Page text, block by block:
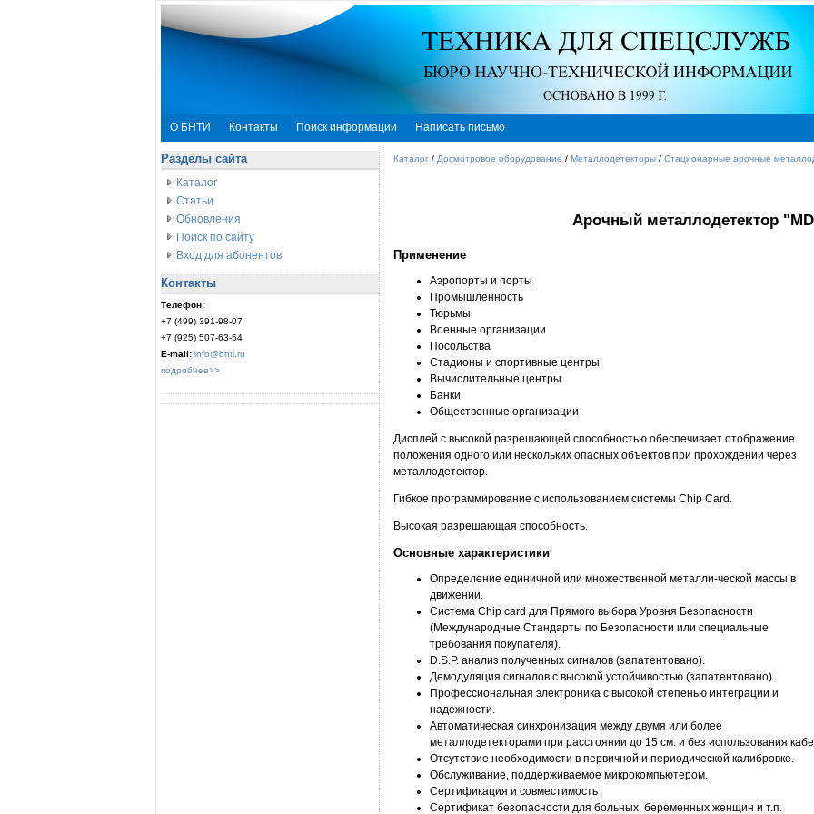
О БНТИ Контакты Поиск информации Написать письмо
Разделы сайта
Каталог
Статьи
Обновления
Поиск по сайту
Вход для абонентов
Контакты
Телефон:
+7 (499) 391-98-07
+7 (925) 507-63-54
E-mail: info@bnti.ru
подробнее>>
Каталог / Досмотровое оборудование / Металлодетекторы / Стационарные арочные
Арочный металлодетектор
Применение
Аэропорты и порты
Промышленность
Тюрьмы
Военные организации
Посольства
Стадионы и спортивные центры
Вычислительные центры
Банки
Общественные организации
Дисплей с высокой разрешающей способностью обеспечивает отображение
положения одного или нескольких опасных объектов при прохождении через
металлодетектор.
Гибкое программирование с использованием системы Chip Card.
Высокая разрешающая способность.
Основные характеристики
Определение единичной или множественной металли-ческой массы в
движении.
Система Chip card для Прямого выбора Уровня Безопасности
(Международные Стандарты по Безопасности или специальные
требования покупателя).
D.S.P. анализ полученных сигналов (запатентовано).
Демодуляция сигналов с высокой устойчивостью (запатентовано).
Профессиональная электроника с высокой степенью интеграции и
надежности.
Автоматическая синхронизация между двумя или более
металлодетекторами при расстоянии до 15 см. и без использования
Отсутствие необходимости в первичной и периодической калибровке.
Обслуживание, поддерживаемое микрокомпьютером.
Сертификация и совместимость
Сертификат безопасности для больных, беременных женщин и т.п.